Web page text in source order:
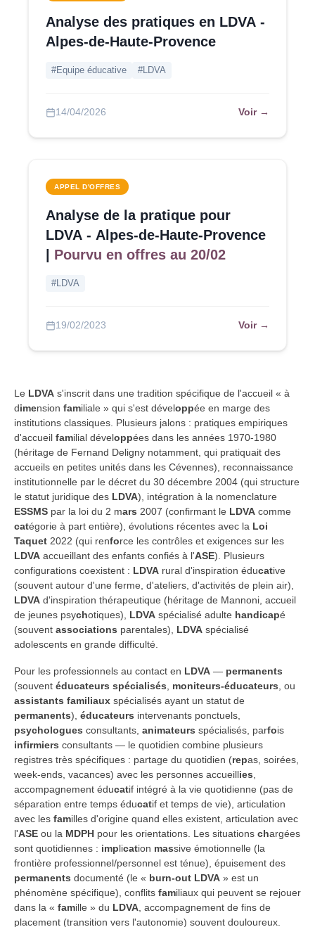
Analyse des pratiques en LDVA -
Alpes-de-Haute-Provence
#Equipe éducative #LDVA
14/04/2026 Voir →
APPEL D'OFFRES
Analyse de la pratique pour
LDVA - Alpes-de-Haute-Provence
Pourvu en offres au 20/02
#LDVA
19/02/2023 Voir →
Le LDVA s'inscrit dans une tradition spécifique de l'accueil « à
dimension familiale » qui s'est développée en marge des
institutions classiques. Plusieurs jalons : pratiques empiriques
d'accueil familial développées dans les années 1970-1980
(héritage de Fernand Deligny notamment, qui pratiquait des
accueils en petites unités dans les Cévennes), reconnaissance
institutionnelle par le décret du 30 décembre 2004 (qui structure
le statut juridique des LDVA), intégration à la nomenclature
ESSMS par la loi du 2 mars 2007 (confirmant le LDVA comme
catégorie à part entière), évolutions récentes avec la Loi
Taquet 2022 (qui renforce les contrôles et exigences sur les
LDVA accueillant des enfants confiés à l'ASE). Plusieurs
configurations coexistent : LDVA rural d'inspiration éducative
(souvent autour d'une ferme, d'ateliers, d'activités de plein air),
LDVA d'inspiration thérapeutique (héritage de Mannoni, accueil
de jeunes psychotiques), LDVA spécialisé adulte handicapé
(souvent associations parentales), LDVA spécialisé
adolescents en grande difficulté.
Pour les professionnels au contact en LDVA — permanents
(souvent éducateurs spécialisés moniteurs-éducateurs , ou
assistants familiaux spécialisés ayant un statut de
permanents), éducateurs intervenants ponctuels,
psychologues consultants, animateurs spécialisés, parfois
infirmiers consultants — le quotidien combine plusieurs
registres très spécifiques : partage du quotidien (repas, soirées,
week-ends, vacances) avec les personnes accueillies
accompagnement éducatif intégré à la vie quotidienne (pas de
séparation entre temps éducatif et temps de vie), articulation
avec les familles d'origine quand elles existent, articulation avec
l'ASE ou la MDPH pour les orientations. Les situations chargées
sont quotidiennes : implication massive émotionnelle (la
frontière professionnel/personnel est ténue), épuisement des
permanents documenté (le « burn-out LDVA » est un
phénomène spécifique), conflits familiaux qui peuvent se rejouer
dans la « famille » du LDVA , accompagnement de fins de
placement (transition vers l'autonomie) souvent douloureux.